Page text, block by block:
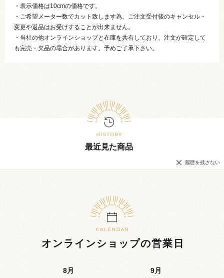
・表示価格は10cmの価格です。
・ご希望メーター数でカット致します為、ご注文受付後のキャンセル・
変更や返品はお受けすることが出来ません。
・当社の他オンラインショップと在庫を共有しており、注文が確定して
も完売・欠品の場合があります。予めご了承下さい。
最近見た商品
履歴を残さない
オンラインショップの営業日
8月 9月